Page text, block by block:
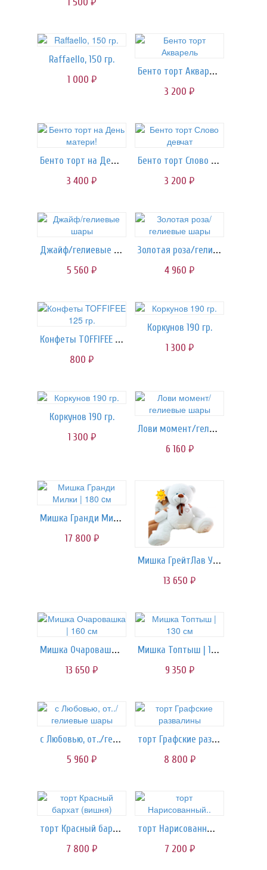
руб.
Raffaello, 150 гр.
1 000 руб.
Бенто торт Акварель
3 200 руб.
Бенто торт на День матери!
3 400 руб.
Бенто торт Слово девчат
3 200 руб.
Джайф/гелиевые шары
5 560 руб.
Золотая роза/гелиевые шары
4 960 руб.
Конфеты TOFFIFEE 125 гр.
800 руб.
Коркунов 190 гр.
1 300 руб.
Коркунов 190 гр.
1 300 руб.
Лови момент/гелиевые шары
6 160 руб.
Мишка Гранди Милки | 180 cм
17 800 руб.
Мишка ГрейтЛав Умка | 160 cм
13 650 руб.
Мишка Очаровашка | 160 см
13 650 руб.
Мишка Топтыш | 130 см
9 350 руб.
с Любовью, от../гелиевые шары
5 960 руб.
торт Графские развалины
8 800 руб.
торт Красный бархат (вишня)
7 800 руб.
торт Нарисованный..
7 200 руб.